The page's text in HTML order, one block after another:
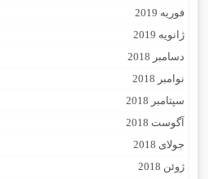
فوریه 2019
ژانویه 2019
دسامبر 2018
نوامبر 2018
سپتامبر 2018
آگوست 2018
جولای 2018
ژوئن 2018